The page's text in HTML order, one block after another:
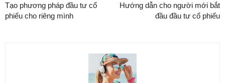
Tạo phương pháp đầu tư cổ
phiếu cho riêng mình
Hướng dẫn cho người mới bắt
đầu đầu tư cổ phiếu